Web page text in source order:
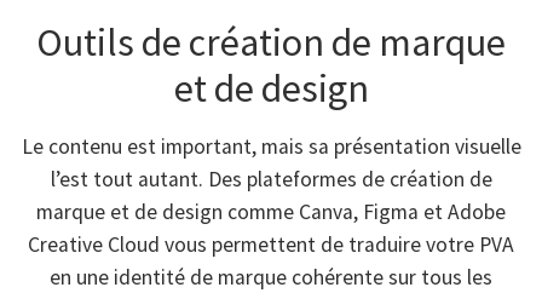
Outils de création de marque
et de design
Le contenu est important, mais sa présentation visuelle
l’est tout autant. Des plateformes de création de
marque et de design comme Canva, Figma et Adobe
Creative Cloud vous permettent de traduire votre PVA
en une identité de marque cohérente sur tous les